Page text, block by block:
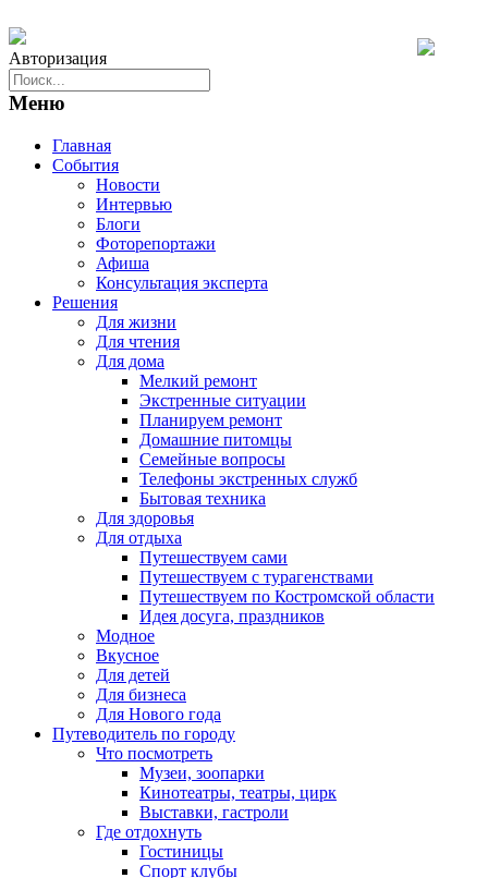
Авторизация
Меню
Главная
События
Новости
Интервью
Блоги
Фоторепортажи
Афиша
Консультация эксперта
Решения
Для жизни
Для чтения
Для дома
Мелкий ремонт
Экстренные ситуации
Планируем ремонт
Домашние питомцы
Семейные вопросы
Телефоны экстренных служб
Бытовая техника
Для здоровья
Для отдыха
Путешествуем сами
Путешествуем с турагенствами
Путешествуем по Костромской области
Идея досуга, праздников
Модное
Вкусное
Для детей
Для бизнеса
Для Нового года
Путеводитель по городу
Что посмотреть
Музеи, зоопарки
Кинотеатры, театры, цирк
Выставки, гастроли
Где отдохнуть
Гостиницы
Спорт клубы